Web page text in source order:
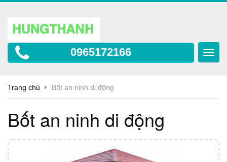
0965172166
Trang chủ Bốt an ninh di động
Bốt an ninh di động